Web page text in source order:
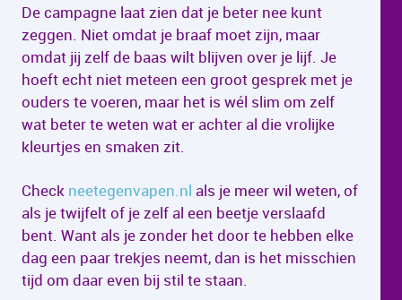
De campagne laat zien dat je beter nee kunt
zeggen. Niet omdat je braaf moet zijn, maar
omdat jij zelf de baas wilt blijven over je lijf. Je
hoeft echt niet meteen een groot gesprek met je
ouders te voeren, maar het is wél slim om zelf
wat beter te weten wat er achter al die vrolijke
kleurtjes en smaken zit.
Check neetegenvapen.nl als je meer wil weten, of
als je twijfelt of je zelf al een beetje verslaafd
bent. Want als je zonder het door te hebben elke
dag een paar trekjes neemt, dan is het misschien
tijd om daar even bij stil te staan.